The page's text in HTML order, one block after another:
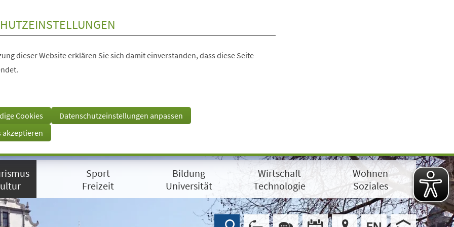
dieser Website erklären Sie sich damit einverstanden, dass diese Seite
Cookies
Datenschutzeinstellungen anpassen
akzeptieren
Sport
Freizeit
Bildung
Universität
Wirtschaft
Technologie
Wohnen
Soziales